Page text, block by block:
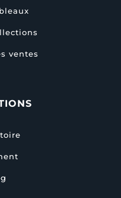
ventes